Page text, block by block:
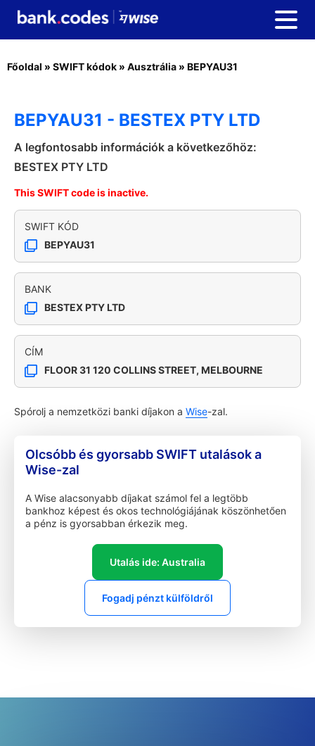
Főoldal » SWIFT kódok » Ausztrália » BEPYAU31
BEPYAU31 - BESTEX PTY LTD
A legfontosabb információk a következőhöz:
BESTEX PTY LTD
This SWIFT code is inactive.
SWIFT KÓD
BEPYAU31
BANK
BESTEX PTY LTD
CÍM
FLOOR 31 120 COLLINS STREET, MELBOURNE
Spórolj a nemzetközi banki díjakon a Wise-zal.
Olcsóbb és gyorsabb SWIFT utalások a
Wise-zal
A Wise alacsonyabb díjakat számol fel a legtöbb
bankhoz képest és okos technológiájának köszönhetően
a pénz is gyorsabban érkezik meg.
Utalás ide: Australia
Fogadj pénzt külföldről